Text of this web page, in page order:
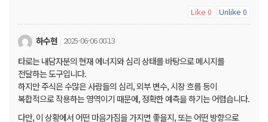
Like 0 Unlike 0
하수현 2025-06-06 00:13
타로는 내담자분의 현재 에너지와 심리 상태를 바탕으로 메시지를
전달하는 도구입니다.
하지만 주식은 수많은 사람들의 심리, 외부 변수, 시장 흐름 등이
복합적으로 작용하는 영역이기 때문에, 정확한 예측을 하기는 어렵습니다.
다만, 이 상황에서 어떤 마음가짐을 가지면 좋을지, 또는 어떤 방향으로